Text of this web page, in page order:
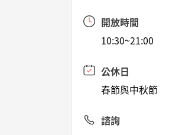
開放時間
10:30~21:00
公休日
春節與中秋節
諮詢